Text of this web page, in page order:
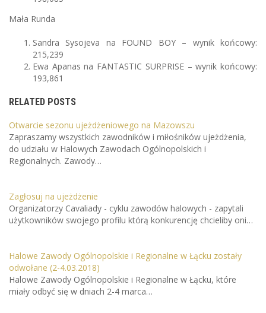
Mała Runda
Sandra Sysojeva na FOUND BOY – wynik końcowy:
215,239
Ewa Apanas na FANTASTIC SURPRISE – wynik końcowy:
193,861
RELATED POSTS
Otwarcie sezonu ujeżdżeniowego na Mazowszu
Zapraszamy wszystkich zawodników i miłośników ujeżdżenia,
do udziału w Halowych Zawodach Ogólnopolskich i
Regionalnych. Zawody…
Zagłosuj na ujeżdżenie
Organizatorzy Cavaliady - cyklu zawodów halowych - zapytali
użytkowników swojego profilu którą konkurencję chcieliby oni…
Halowe Zawody Ogólnopolskie i Regionalne w Łącku zostały
odwołane (2-4.03.2018)
Halowe Zawody Ogólnopolskie i Regionalne w Łącku, które
miały odbyć się w dniach 2-4 marca…